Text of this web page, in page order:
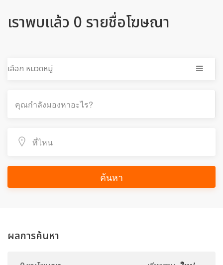
เราพบแล้ว 0 รายชื่อโฆษณา
เลือก หมวดหมู่
ค้นหา
ผลการค้นหา